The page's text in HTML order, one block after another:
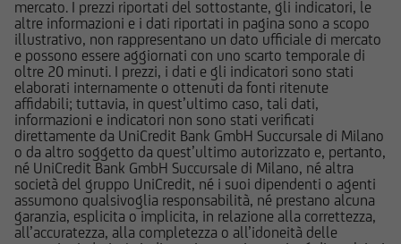
mercato. I prezzi riportati del sottostante, gli indicatori, le
altre informazioni e i dati riportati in pagina sono a scopo
illustrativo, non rappresentano un dato ufficiale di mercato
e possono essere aggiornati con uno scarto temporale di
oltre 20 minuti. I prezzi, i dati e gli indicatori sono stati
elaborati internamente o ottenuti da fonti ritenute
affidabili; tuttavia, in quest’ultimo caso, tali dati,
informazioni e indicatori non sono stati verificati
direttamente da UniCredit Bank GmbH Succursale di Milano
o da altro soggetto da quest’ultimo autorizzato e, pertanto,
né UniCredit Bank GmbH Succursale di Milano, né altra
società del gruppo UniCredit, né i suoi dipendenti o agenti
assumono qualsivoglia responsabilità, né prestano alcuna
garanzia, esplicita o implicita, in relazione alla correttezza,
all’accuratezza, alla completezza o all’idoneità delle
Prima di effettuare qualsiasi investimento in uno
strumento oggetto di un'offerta al pubblico in
corso, l'utente dovrà leggere attentamente il
prospetto informativo di riferimento,
disponibile, insieme ai pertinenti Final
Terms/Condizioni Definitive sul sito web
dell'emittente e dei collocatori. Tutte le
informazioni pubblicate sul Sito, ivi comprese
quelle sui rischi, sul trattamento fiscale e sul
dettaglio dei costi relativi agli strumenti
finanziari cui si riferiscono le informazioni